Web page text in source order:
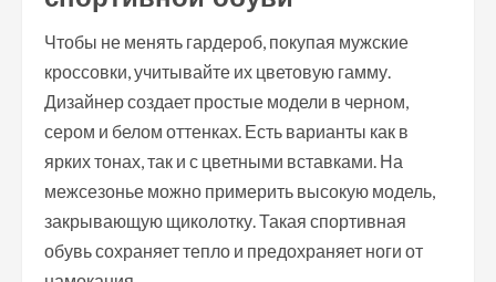
Чтобы не менять гардероб, покупая мужские
кроссовки, учитывайте их цветовую гамму.
Дизайнер создает простые модели в черном,
сером и белом оттенках. Есть варианты как в
ярких тонах, так и с цветными вставками. На
межсезонье можно примерить высокую модель,
закрывающую щиколотку. Такая спортивная
обувь сохраняет тепло и предохраняет ноги от